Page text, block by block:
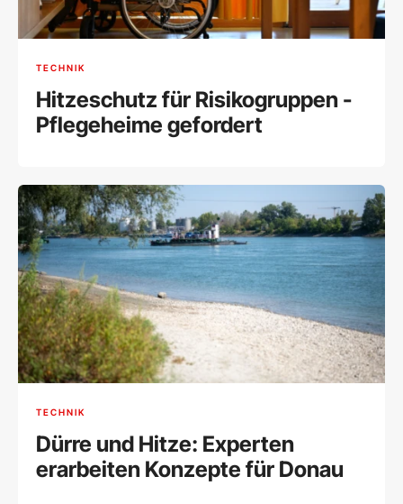
TECHNIK
Hitzeschutz für Risikogruppen -
Pflegeheime gefordert
TECHNIK
Dürre und Hitze: Experten
erarbeiten Konzepte für Donau